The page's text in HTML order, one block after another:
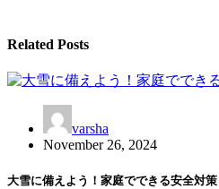
Related Posts
varsha
November 26, 2024
大雪に備えよう！家庭でできる安全対策